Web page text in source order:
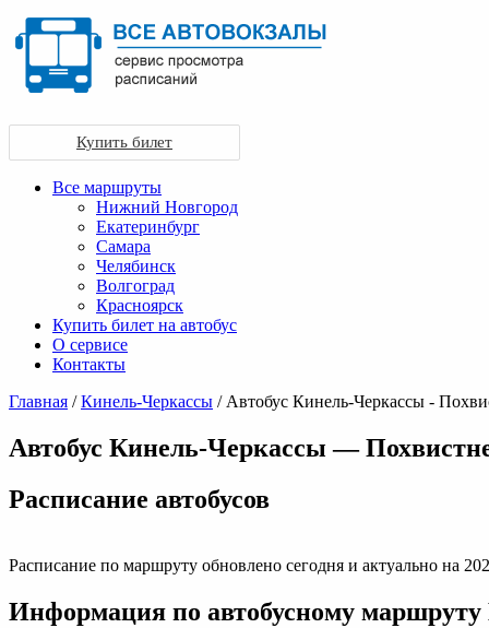
Купить билет
Все маршруты
Нижний Новгород
Екатеринбург
Самара
Челябинск
Волгоград
Красноярск
Купить билет на автобус
О сервисе
Контакты
Главная /Кинель-Черкассы / Автобус Кинель-Черкассы -
Автобус Кинель-Черкассы —
Раcписание автобусов
Расписание по маршруту обновлено сегодня и актуально на
Информация по автобусному